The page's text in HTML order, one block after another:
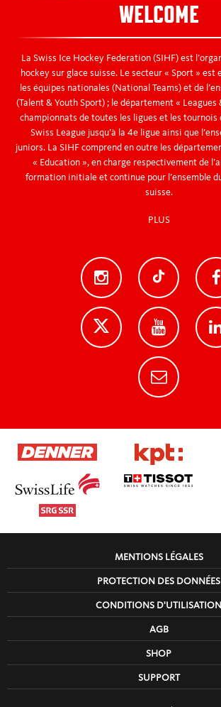
WELCOME
La Swiss Ice Hockey Federation (SIHF) est
hockey sur glace suisse. Le secteur « Sport » est
les équipes nationales (National Teams) et de
(Talent & Youth Sport) ; le département « Leagues
championnats de toutes les ligues et les tournois
Swiss League jusqu’à la 4e ligue ainsi que
juniors. La SIHF comprend en outre les
« Education », en charge respectivement de
formation initiale et continue pour l’ensemble
suisse.
PLUS
MENTIONS LÉGALES
PROTECTION DES DONNÉES
CONDITIONS D'UTILISATION
AGB
SHOP
SUPPORT